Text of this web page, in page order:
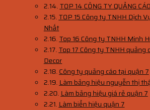
TOP 14 CÔNG TY QUẢNG
TOP 15 Công ty TNHH Dịch
Nhất
Top 16 Công ty TNHH Minh
Top 17 Công ty TNHH quảng
Decor
Công ty quảng cáo tại quận 7
Làm bảng hiệu nguyễn thị
Làm bảng hiệu giá rẻ quận 7
Làm biển hiệu quận 7